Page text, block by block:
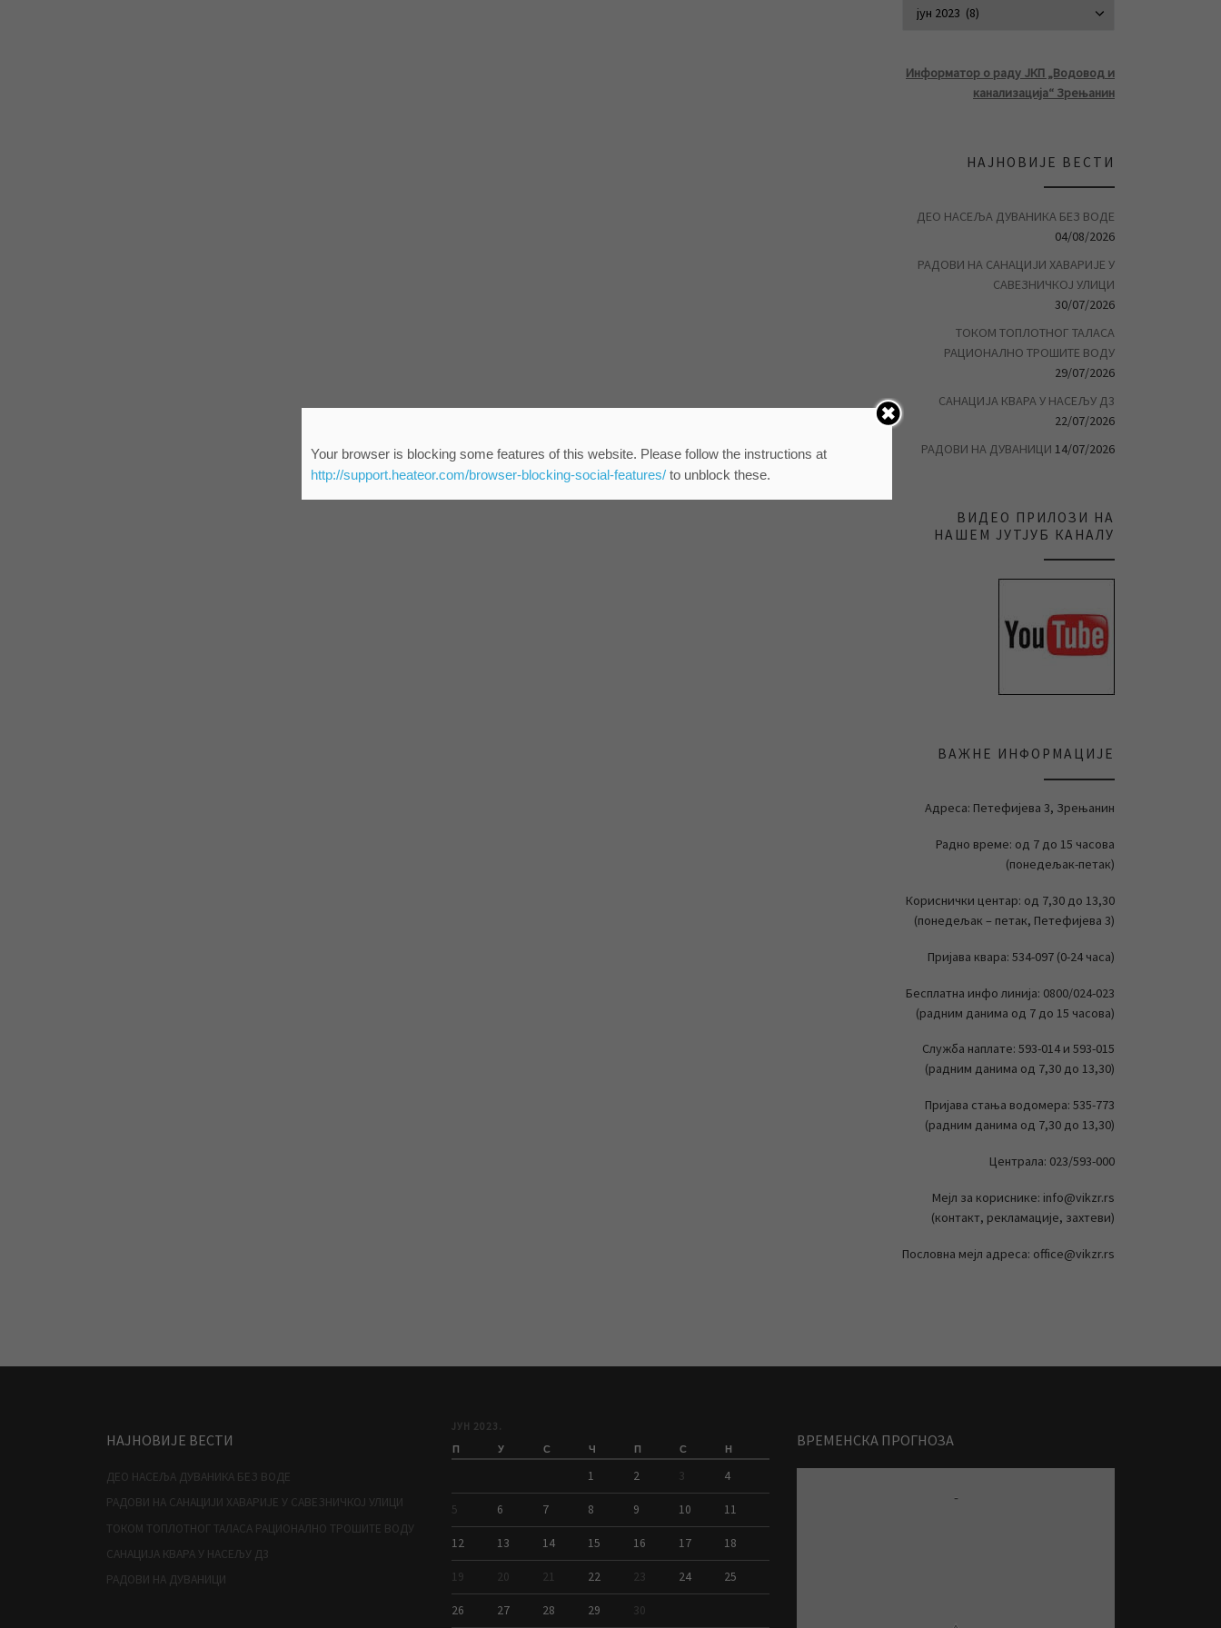
Информатор о раду ЈКП „Водовод и
канализација“ Зрењанин
НАЈНОВИЈЕ ВЕСТИ
ДЕО НАСЕЉА ДУВАНИКА БЕЗ ВОДЕ
04/08/2026
РАДОВИ НА САНАЦИЈИ ХАВАРИЈЕ У
САВЕЗНИЧКОЈ УЛИЦИ
30/07/2026
ТОКОМ ТОПЛОТНОГ ТАЛАСА
РАЦИОНАЛНО ТРОШИТЕ ВОДУ
29/07/2026
САНАЦИЈА КВАРА У НАСЕЉУ Д3
22/07/2026
РАДОВИ НА ДУВАНИЦИ 14/07/2026
ВИДЕО ПРИЛОЗИ НА
НАШЕМ ЈУТЈУБ КАНАЛУ
ВАЖНЕ ИНФОРМАЦИЈЕ
Адреса: Петефијева 3, Зрењанин
Радно време: од 7 до 15 часова
(понедељак-петак)
Кориснички центар: од 7,30 до 13,30
(понедељак – петак, Петефијева 3)
Пријава квара: 534-097 (0-24 часа)
Бесплатна инфо линија: 0800/024-023
(радним данима од 7 до 15 часова)
Служба наплате: 593-014 и 593-015
(радним данима од 7,30 до 13,30)
Пријава стања водомера: 535-773
(радним данима од 7,30 до 13,30)
Централа: 023/593-000
Мејл за кориснике: info@vikzr.rs
(контакт, рекламације, захтеви)
Пословна мејл адреса: office@vikzr.rs
НАЈНОВИЈЕ ВЕСТИ
ДЕО НАСЕЉА ДУВАНИКА БЕЗ ВОДЕ
РАДОВИ НА САНАЦИЈИ ХАВАРИЈЕ У САВЕЗНИЧКОЈ УЛИЦИ
ТОКОМ ТОПЛОТНОГ ТАЛАСА РАЦИОНАЛНО ТРОШИТЕ ВОДУ
САНАЦИЈА КВАРА У НАСЕЉУ Д3
РАДОВИ НА ДУВАНИЦИ
ЈУН 2023.
П У С Ч П С Н
1 2 3 4
5 6 7 8 9 10 11
12 13 14 15 16 17 18
19 20 21 22 23 24 25
26 27 28 29 30
ВРЕМЕНСКА ПРОГНОЗА
-
Your browser is blocking some features of this website. Please follow the instructions at
http://support.heateor.com/browser-blocking-social-features/to unblock these.